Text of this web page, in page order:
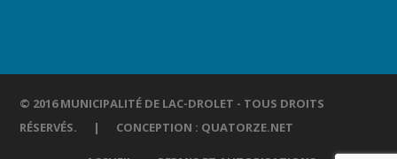
© 2016 MUNICIPALITÉ DE LAC-DROLET - TOUS DROITS
RÉSERVÉS. | CONCEPTION : QUATORZE.NET